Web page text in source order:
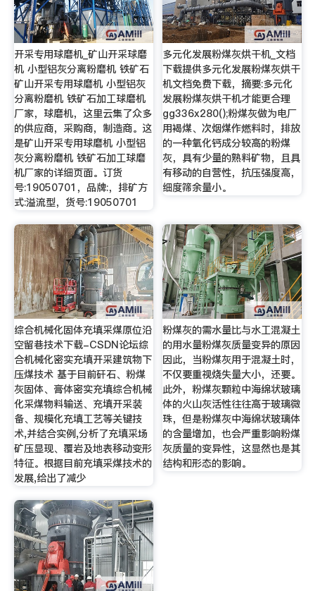
开采专用球磨机_矿山开采球磨
机 小型铝灰分离粉磨机 铁矿石
矿山开采专用球磨机 小型铝灰
分离粉磨机 铁矿石加工球磨机
厂家，球磨机，这里云集了众多
的供应商，采购商，制造商。这
是矿山开采专用球磨机 小型铝
灰分离粉磨机 铁矿石加工球磨
机厂家的详细页面。订货
号:19050701，品牌:，排矿方
式:溢流型，货号:19050701
多元化发展粉煤灰烘干机_文档
下载提供多元化发展粉煤灰烘干
机文档免费下载，摘要:多元化
发展粉煤灰烘干机才能更合理
gg336x280();粉煤灰做为电厂
用褐煤、次烟煤作燃料时，排放
的一种氧化钙成分较高的粉煤
灰，具有少量的熟料矿物，且具
有移动的自营性，抗压强度高，
细度筛余量小。
综合机械化固体充填采煤原位沿
空留巷技术下载-CSDN论坛综
合机械化密实充填开采建筑物下
压煤技术 基于目前矸石、粉煤
灰固体、膏体密实充填综合机械
化采煤物料输送、充填开采装
备、规模化充填工艺等关键技
术,并结合实例,分析了充填采场
矿压显现、覆岩及地表移动变形
特征。根据目前充填采煤技术的
发展,给出了减少
粉煤灰的需水量比与水工混凝土
的用水量粉煤灰质量变异的原因
因此，当粉煤灰用于混凝土时，
不仅要重视烧失量大小，还要。
此外，粉煤灰颗粒中海绵状玻璃
体的火山灰活性往往高于玻璃微
珠，但是粉煤灰中海绵状玻璃体
的含量增加，也会严重影响粉煤
灰质量的变异性，这显然也是其
结构和形态的影响。